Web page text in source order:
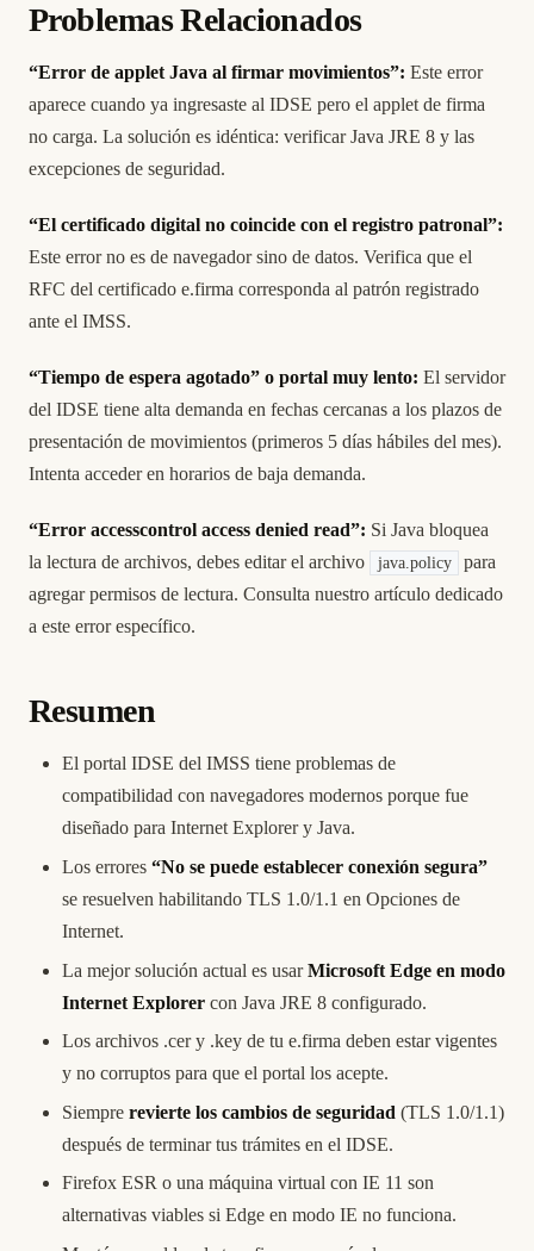
Problemas Relacionados
“Error de applet Java al firmar movimientos”: Este error
aparece cuando ya ingresaste al IDSE pero el applet de firma
no carga. La solución es idéntica: verificar Java JRE 8 y las
excepciones de seguridad.
“El certificado digital no coincide con el registro patronal”:
Este error no es de navegador sino de datos. Verifica que el
RFC del certificado e.firma corresponda al patrón registrado
ante el IMSS.
“Tiempo de espera agotado” o portal muy lento: El servidor
del IDSE tiene alta demanda en fechas cercanas a los plazos de
presentación de movimientos (primeros 5 días hábiles del mes).
Intenta acceder en horarios de baja demanda.
“Error accesscontrol access denied read”: Si Java bloquea
la lectura de archivos, debes editar el archivo
java.policy
para
agregar permisos de lectura. Consulta nuestro artículo dedicado
a este error específico.
Resumen
El portal IDSE del IMSS tiene problemas de
compatibilidad con navegadores modernos porque fue
diseñado para Internet Explorer y Java.
Los errores “No se puede establecer conexión segura”
se resuelven habilitando TLS 1.0/1.1 en Opciones de
Internet.
La mejor solución actual es usarMicrosoft Edge en modo
Internet Explorer con Java JRE 8 configurado.
Los archivos .cer y .key de tu e.firma deben estar vigentes
y no corruptos para que el portal los acepte.
Siempre revierte los cambios de seguridad (TLS 1.0/1.1)
después de terminar tus trámites en el IDSE.
Firefox ESR o una máquina virtual con IE 11 son
alternativas viables si Edge en modo IE no funciona.